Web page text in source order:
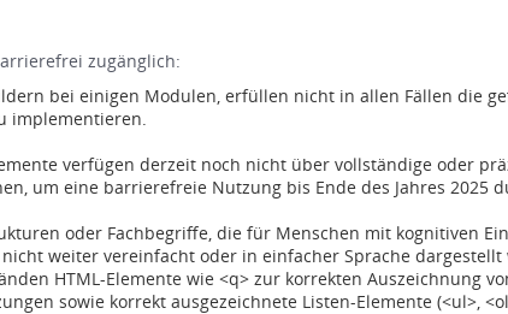
zugänglich:
bei einigen Modulen, erfüllen nicht in allen Fällen die
implementieren.
verfügen derzeit noch nicht über vollständige oder
um eine barrierefreie Nutzung bis Ende des Jahres 2025
oder Fachbegriffe, die für Menschen mit kognitiven
weiter vereinfacht oder in einfacher Sprache
HTML-Elemente wie <q> zur korrekten Auszeichnung
sowie korrekt ausgezeichnete Listen-Elemente (<ul>,